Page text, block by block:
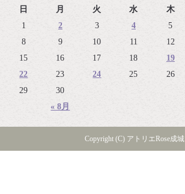
日 月 火 水 木
« 8月
1 2 3 4 5
8
9 10 11 12
15
16 17 18 19
22
23 24 25 26
29
30
Copyright (C) アトリエRose成城